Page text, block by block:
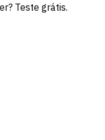
Teste grátis.